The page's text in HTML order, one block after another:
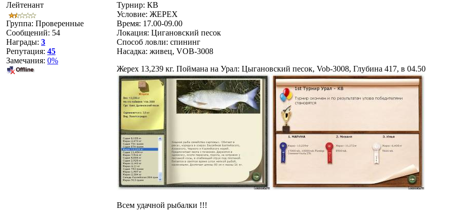
Лейтенант
Группа: Проверенные
Сообщений: 54
Награды: 3
Репутация: 45
Замечания: 0%
Турнир: КВ
Условие: ЖЕРЕХ
Время: 17.00-09.00
Локация: Цигановский песок
Способ ловли: спининг
Насадка: живец, VOB-3008
Жерех 13,239 кг. Поймана на Урал: Цыгановский песок, Vob-3008, Глубина 417, в 04.50
Всем удачной рыбалки !!!